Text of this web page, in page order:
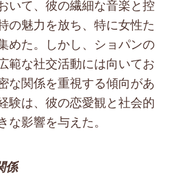
いて、彼の繊細な音楽と控
の魅力を放ち、特に女性た
めた。しかし、ショパンの
範な社交活動には向いてお
な関係を重視する傾向があ
験は、彼の恋愛観と社会的
影響を与えた。
係